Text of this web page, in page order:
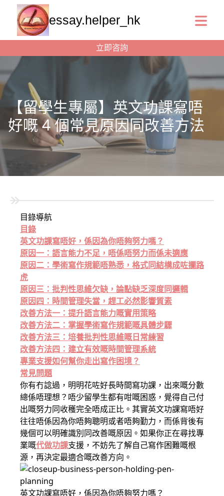
essay.helper_hk
立即咨詢
【留學生專屬】英文功課寫唔
好嘅 4 個常見原因同改善方法
目錄導航
目錄
英文功課寫唔好，係因為你唔夠努力嗎？
原因一：語言能力不足，唔係唔努力而係未適應
原因二：學術寫作規範唔熟悉，格式同結構成咗攔路
虎
原因三：批判性思維欠缺，論點缺乏深度同邏輯
原因四：時間管理失當，趕工必然影響質素
改善方法一：提升語言能力嘅實用策略
改善方法二：掌握學術寫作規範嘅具體步驟
改善方法三：培養批判性思維嘅日常練習
改善方法四：建立有效嘅時間管理系統
專業支援如何幫你走出寫作困境？
常見問題
你有冇諗過，明明花咗好長時間寫功課，出來嘅分數
總係唔理想？唔少留學生都有咁嘅困惑，覺得自己付
出嘅努力同收穫完全唔成正比。其實英文功課寫唔好
往往唔係因為你唔夠聰明或者唔夠勤力，而係背後有
幾個可以明確識別同改善嘅原因。如果你正在尋找專
業嘅代做功課支援，不妨先了解自己寫作困難嘅根
源，再決定最適合嘅改善方向。
英文功課寫唔好，係因為你唔夠努力嗎？